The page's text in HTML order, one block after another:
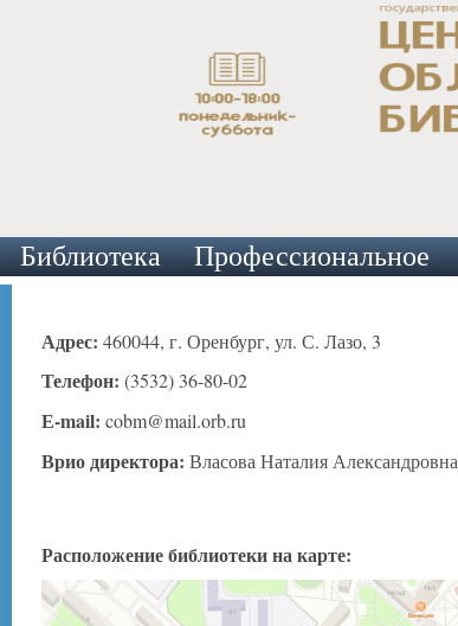
Библиотека Профессиональное
Адрес: 460044, г. Оренбург, ул. С. Лазо, 3
Телефон: (3532) 36-80-02
Е-mail: cobm@mail.orb.ru
Врио директора: Власова Наталия Александровна
Расположение библиотеки на карте: